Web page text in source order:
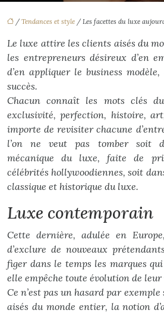
/ Tendances et style / Les facettes du luxe
Le luxe attire les clients aisés du
les entrepreneurs désireux d’en
d’en appliquer le business
succès.
Chacun connaît les mots clés
exclusivité, perfection, histoire,
importe de revisiter chacune
l’on ne veut pas tomber soit
mécanique du luxe, faite de
célébrités hollywoodiennes, soit
classique et historique du luxe.
Luxe contemporain
Cette dernière, adulée en
d’exclure de nouveaux
figer dans le temps les marques
elle empêche toute évolution de
Ce n’est pas un hasard par
aisés du monde entier, la notion